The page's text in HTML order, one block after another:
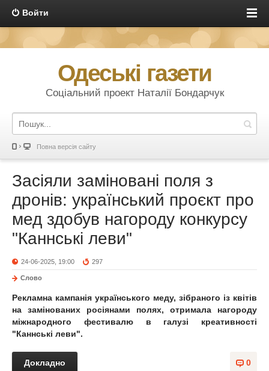
Войти
Одеські газети
Соціальний проект Наталії Бондарчук
Повна версія сайту
Засіяли заміновані поля з
дронів: український проєкт про
мед здобув нагороду конкурсу
"Каннські леви"
24-06-2025, 19:00 297
Слово
Рекламна кампанія українського меду, зібраного із квітів
на замінованих росіянами полях, отримала нагороду
міжнародного фестивалю в галузі креативності
"Каннські леви".
0
Докладно